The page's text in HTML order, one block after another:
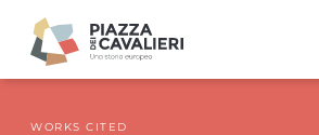
WORKS CITED